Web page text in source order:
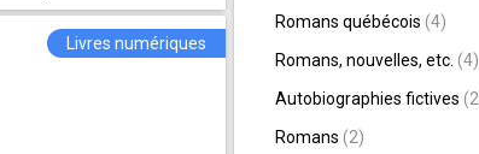
Romans québécois (4)
Romans, nouvelles, etc. (4)
Autobiographies fictives (2
Romans (2)
Livres numériques